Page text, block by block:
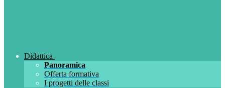
Didattica
Panoramica
Offerta formativa
I progetti delle classi